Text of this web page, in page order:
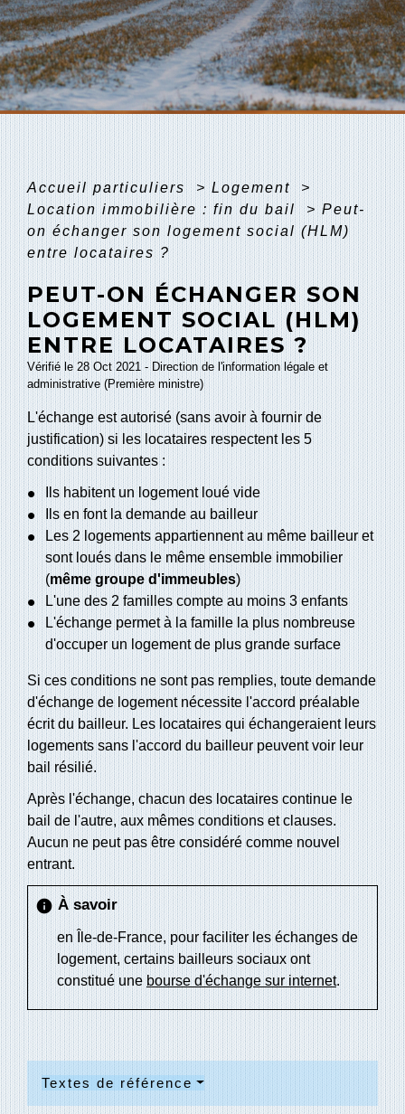
Accueil particuliers > Logement >
Location immobilière : fin du bail > Peut-
on échanger son logement social (HLM)
entre locataires ?
PEUT-ON ÉCHANGER SON
LOGEMENT SOCIAL (HLM)
ENTRE LOCATAIRES ?
Vérifié le 28 Oct 2021 - Direction de l'information légale et
administrative (Première ministre)
L'échange est autorisé (sans avoir à fournir de
justification) si les locataires respectent les 5
conditions suivantes :
Ils habitent un logement loué vide
Ils en font la demande au bailleur
Les 2 logements appartiennent au même bailleur et
sont loués dans le même ensemble immobilier
(même groupe d'immeubles)
L'une des 2 familles compte au moins 3 enfants
L'échange permet à la famille la plus nombreuse
d'occuper un logement de plus grande surface
Si ces conditions ne sont pas remplies, toute demande
d'échange de logement nécessite l'accord préalable
écrit du bailleur. Les locataires qui échangeraient leurs
logements sans l'accord du bailleur peuvent voir leur
bail résilié.
Après l'échange, chacun des locataires continue le
bail de l'autre, aux mêmes conditions et clauses.
Aucun ne peut pas être considéré comme nouvel
entrant.
infoÀ savoir
en Île-de-France, pour faciliter les échanges de
logement, certains bailleurs sociaux ont
constitué une bourse d'échange sur internet.
Textes de référence